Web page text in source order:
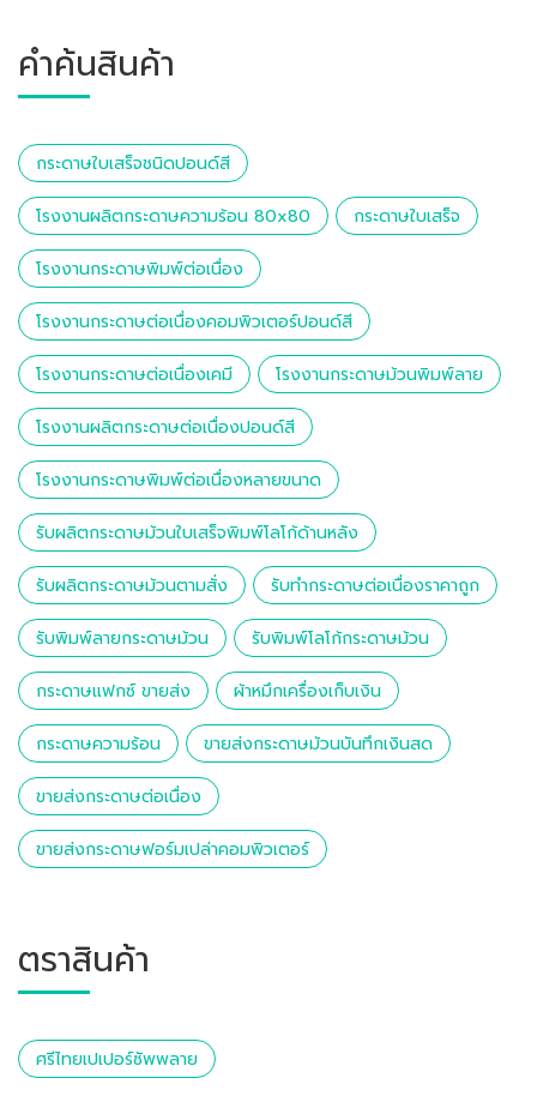
คำค้นสินค้า
กระดาษใบเสร็จชนิดปอนด์สี
โรงงานผลิตกระดาษความร้อน 80x80 กระดาษใบเสร็จ
โรงงานกระดาษพิมพ์ต่อเนื่อง
โรงงานกระดาษต่อเนื่องคอมพิวเตอร์ปอนด์สี
โรงงานกระดาษต่อเนื่องเคมี โรงงานกระดาษม้วนพิมพ์ลาย
โรงงานผลิตกระดาษต่อเนื่องปอนด์สี
โรงงานกระดาษพิมพ์ต่อเนื่องหลายขนาด
รับผลิตกระดาษม้วนใบเสร็จพิมพ์โลโก้ด้านหลัง
รับผลิตกระดาษม้วนตามสั่ง รับทำกระดาษต่อเนื่องราคาถูก
รับพิมพ์ลายกระดาษม้วน รับพิมพ์โลโก้กระดาษม้วน
กระดาษแฟกซ์ ขายส่ง ผ้าหมึกเครื่องเก็บเงิน
กระดาษความร้อน ขายส่งกระดาษม้วนบันทึกเงินสด
ขายส่งกระดาษต่อเนื่อง
ขายส่งกระดาษฟอร์มเปล่าคอมพิวเตอร์
ตราสินค้า
ศรีไทยเปเปอร์ซัพพลาย